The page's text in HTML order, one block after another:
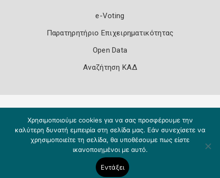
e-Voting
Παρατηρητήριο Επιχειρηματικότητας
Open Data
Αναζήτηση ΚΑΔ
Χρησιμοποιούμε cookies για να σας προσφέρουμε την
καλύτερη δυνατή εμπειρία στη σελίδα μας. Εάν συνεχίσετε να
χρησιμοποιείτε τη σελίδα, θα υποθέσουμε πως είστε
ικανοποιημένοι με αυτό.
Εντάξει
Copyright 2026 Knowledge A.E.